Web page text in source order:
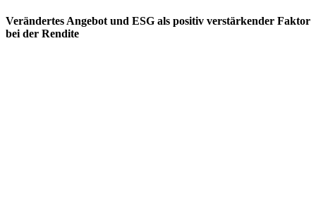
Verändertes Angebot und ESG als positiv verstärkender Faktor
bei der Rendite